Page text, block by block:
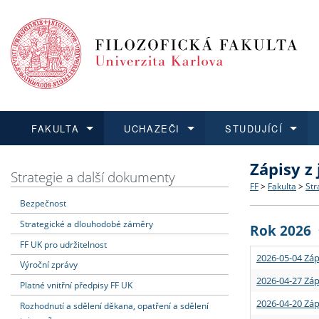
FAKULTA
Dozvědět se více
Struktura
Strategie
Podpora
UCHAZEČI
Podat přihlášku
Co
Učitelské
STUDUJÍCÍ
Dozvědět se více
Rigorózní
Dozvědět se více
O vědě a
Granty a
Dozvědět se více
Aktuální
Strategie a další dokumenty
Bezpečnost
Strategické a dlouhodobé záměry
FF UK pro udržitelnost
Výroční zprávy
Platné vnitřní předpisy FF UK
Rozhodnutí a sdělení děkana, opatření a sdělení
Zápisy
FF > Fakulta >
Rok 2026
2026-05-04
2026-04-27
2026-04-20